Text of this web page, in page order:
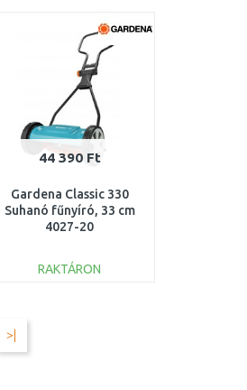
Összehasonlítás
44 390 Ft
Gardena Classic 330
Suhanó fűnyíró, 33 cm
4027-20
RAKTÁRON
>|